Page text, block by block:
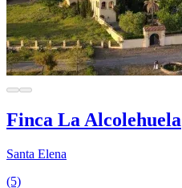
Finca La Alcolehuela
Santa Elena
(5)